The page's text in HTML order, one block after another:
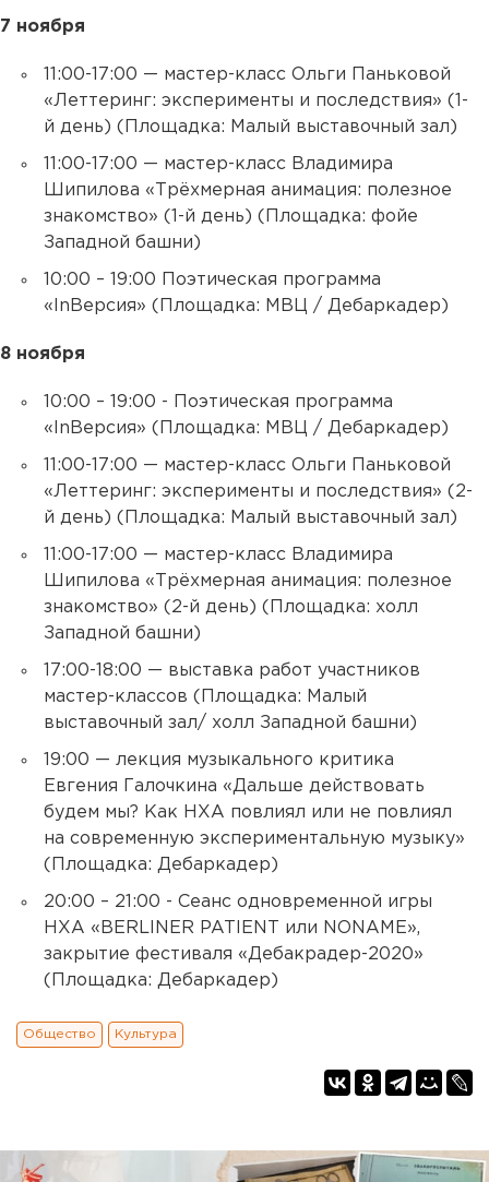
7 ноября
11:00-17:00 — мастер-класс Ольги Паньковой
«Леттеринг: эксперименты и последствия» (1-
й день) (Площадка: Малый выставочный зал)
11:00-17:00 — мастер-класс Владимира
Шипилова «Трёхмерная анимация: полезное
знакомство» (1-й день) (Площадка: фойе
Западной башни)
10:00 – 19:00 Поэтическая программа
«InВерсия» (Площадка: МВЦ / Дебаркадер)
8 ноября
10:00 – 19:00 - Поэтическая программа
«InВерсия» (Площадка: МВЦ / Дебаркадер)
11:00-17:00 — мастер-класс Ольги Паньковой
«Леттеринг: эксперименты и последствия» (2-
й день) (Площадка: Малый выставочный зал)
11:00-17:00 — мастер-класс Владимира
Шипилова «Трёхмерная анимация: полезное
знакомство» (2-й день) (Площадка: холл
Западной башни)
17:00-18:00 — выставка работ участников
мастер-классов (Площадка: Малый
выставочный зал/ холл Западной башни)
19:00 — лекция музыкального критика
Евгения Галочкина «Дальше действовать
будем мы? Как НХА повлиял или не повлиял
на современную экспериментальную музыку»
(Площадка: Дебаркадер)
20:00 – 21:00 - Сеанс одновременной игры
НХА «BERLINER PATIENT или NONAME»,
закрытие фестиваля «Дебакрадер-2020»
(Площадка: Дебаркадер)
Общество Культура